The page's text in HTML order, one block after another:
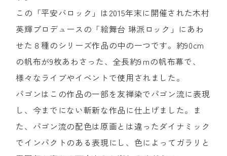
この「平安バロック」は2015年末に開催された木村
英輝プロデュースの「絵舞台 琳派ロック」にあわ
せた８種のシリーズ作品の中の一つです。約90cm
の帆布が9枚あわさった、全長約9ｍの帆布幕で、
様々なライブやイベントで使用されました。
パゴンはこの作品の一部を友禅染でパゴン流に表現
し、今までにない斬新な作品に仕上げました。ま
た、パゴン流の配色は原画とは違ったダイナミック
でインパクトのある表現にし、色によってガラリと